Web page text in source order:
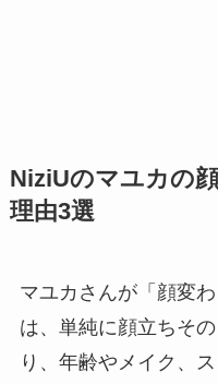
NiziUのマユカの
理由3選
マユカさんが「顔変
は、単純に顔立ちそ
り、年齢やメイク、